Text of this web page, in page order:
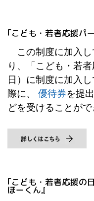
｢こども・若者応援パ
この制度に加入し
り、「こども・若
日）に制度に加入
際に、 優待券を提
どを受けることがで
｢こども・若者応援の
ほーくん』